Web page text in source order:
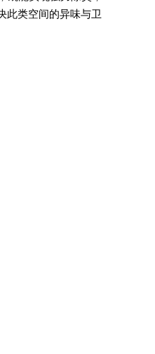
此类空间的异味与卫